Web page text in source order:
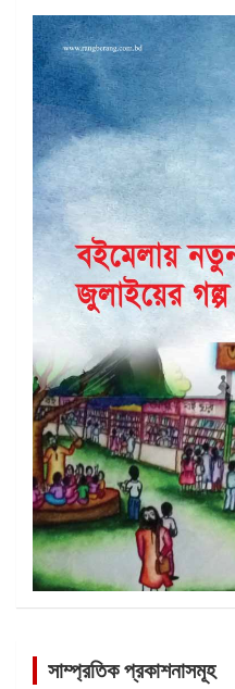
সাম্প্রতিক প্রকাশনাসমূহ